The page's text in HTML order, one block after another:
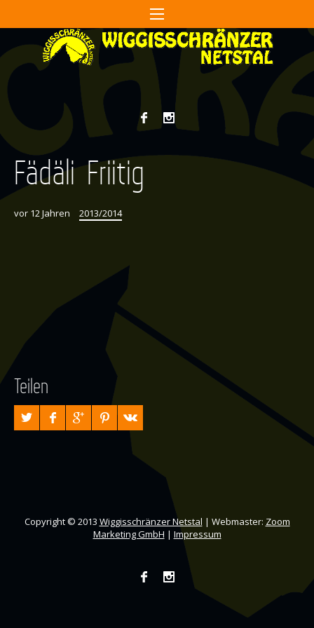
Fädäli Friitig
vor 12 Jahren 2013/2014
Teilen
Copyright © 2013 Wiggisschränzer Netstal | Webmaster: Zoom
Marketing GmbH | Impressum